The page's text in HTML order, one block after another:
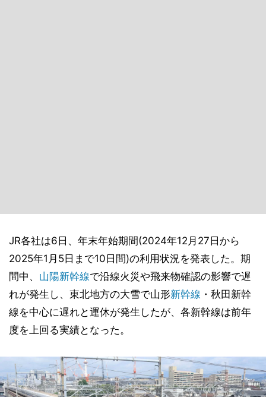
JR各社は6日、年末年始期間(2024年12月27日から
2025年1月5日まで10日間)の利用状況を発表した。期
間中、 山陽新幹線で沿線火災や飛来物確認の影響で遅
れが発生し、東北地方の大雪で山形新幹線 ・秋田新幹
線を中心に遅れと運休が発生したが、各新幹線は前年
度を上回る実績となった。